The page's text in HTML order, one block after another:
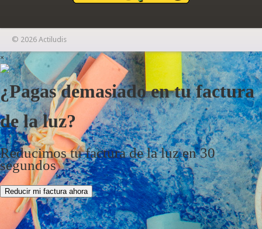
© 2026 Actiludis
×
¿Pagas demasiado en tu factura
de la luz?
Reducimos tu factura de la luz en 30
segundos
Reducir mi factura ahora